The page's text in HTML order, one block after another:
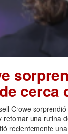
cerca
Crowe
retomar una rutina
recientemente